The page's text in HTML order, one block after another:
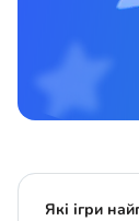
Які ігри